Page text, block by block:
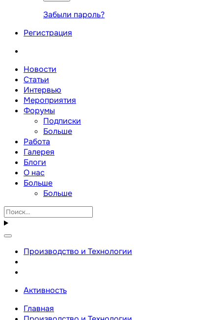
Забыли пароль?
Регистрация
Новости
Статьи
Интервью
Мероприятия
Форумы
Подписки
Больше
Работа
Галерея
Блоги
О нас
Больше
Больше
Производство и Технологии
Активность
Главная